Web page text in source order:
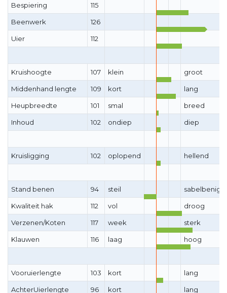
Bespiering 115
Beenwerk 126
Uier 112
Kruishoogte 107 klein groot
Middenhand lengte 109 kort lang
Heupbreedte 101 smal breed
Inhoud 102 ondiep diep
Kruisligging 102 oplopend hellend
Stand benen 94 steil sabelbenig
Kwaliteit hak 112 vol droog
Verzenen/Koten 117 week sterk
Klauwen 116 laag hoog
Vooruierlengte 103 kort lang
AchterUierlengte 96 kort lang